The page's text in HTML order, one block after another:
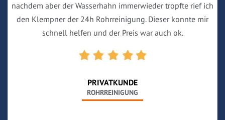
nachdem aber der Wasserhahn immerwieder tropfte rief ich
den Klempner der 24h Rohrreinigung. Dieser konnte mir
schnell helfen und der Preis war auch ok.
PRIVATKUNDE
ROHRREINIGUNG